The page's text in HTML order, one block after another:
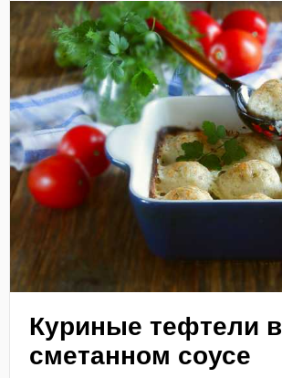
Куриные тефтели в
сметанном соусе